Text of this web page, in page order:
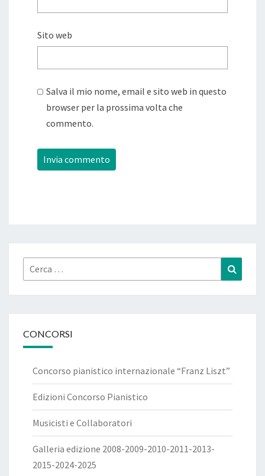
Sito web
Salva il mio nome, email e sito web in questo
browser per la prossima volta che
commento.
Cerca:
CONCORSI
Concorso pianistico internazionale “Franz Liszt”
Edizioni Concorso Pianistico
Musicisti e Collaboratori
Galleria edizione 2008-2009-2010-2011-2013-
2015-2024-2025